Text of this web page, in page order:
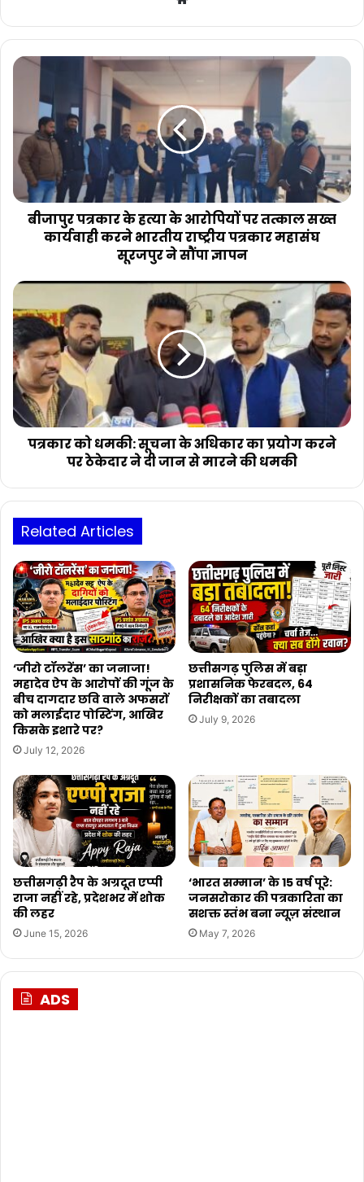
बीजापुर
के
आरोपियों
पर
तत्काल
सख्त
कार्यवाही
पत्रकार
सूरजपुर
ने
सौंपा
ज्ञापन
बीजापुर पत्रकार के हत्या के आरोपियों पर तत्काल सख्त
कार्यवाही करने भारतीय राष्ट्रीय पत्रकार महासंघ
सूरजपुर ने सौंपा ज्ञापन
पत्रकार
को
धमकी:
सूचना
के
अधिकार
का
प्रयोग
करने
दी
मारने
की
धमकी
पत्रकार को धमकी: सूचना के अधिकार का प्रयोग करने
पर ठेकेदार ने दी जान से मारने की धमकी
Related Articles
‘जीरो टॉलरेंस’ का जनाजा!
महादेव ऐप के आरोपों की गूंज के
बीच दागदार छवि वाले अफसरों
को मलाईदार पोस्टिंग, आखिर
किसके इशारे पर?
July 12, 2026
छत्तीसगढ़ पुलिस में बड़ा
प्रशासनिक फेरबदल, 64
निरीक्षकों का तबादला
July 9, 2026
छत्तीसगढ़ी रैप के अग्रदूत एप्पी
राजा नहीं रहे, प्रदेशभर में शोक
की लहर
June 15, 2026
‘भारत सम्मान’ के 15 वर्ष पूरे:
जनसरोकार की पत्रकारिता का
सशक्त स्तंभ बना न्यूज़ संस्थान
May 7, 2026
ADS